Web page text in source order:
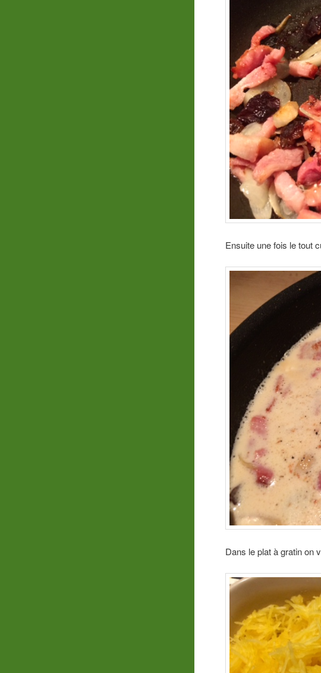
Ensuite une fois le tout
Dans le plat à gratin on